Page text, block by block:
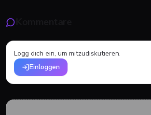
Logg dich ein, um mitzudiskutieren.
Einloggen